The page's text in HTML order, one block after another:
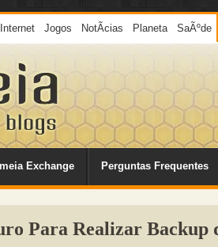
Internet Jogos NotÃ­cias Planeta SaÃºde
Exchange Perguntas Frequentes
Para Realizar Backup